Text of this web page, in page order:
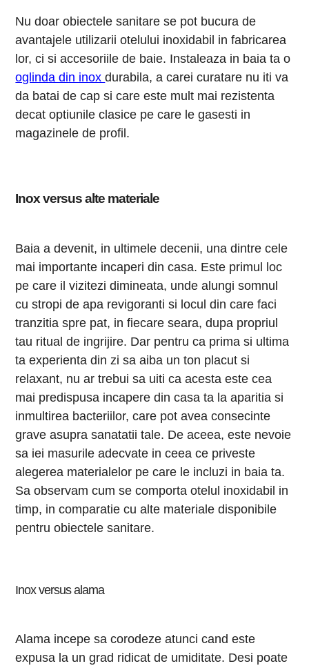
Nu doar obiectele sanitare se pot bucura de
avantajele utilizarii otelului inoxidabil in fabricarea
lor, ci si accesoriile de baie. Instaleaza in baia ta o
oglinda din inoxdurabila, a carei curatare nu iti va
da batai de cap si care este mult mai rezistenta
decat optiunile clasice pe care le gasesti in
magazinele de profil.
Inox versus alte materiale
Baia a devenit, in ultimele decenii, una dintre cele
mai importante incaperi din casa. Este primul loc
pe care il vizitezi dimineata, unde alungi somnul
cu stropi de apa revigoranti si locul din care faci
tranzitia spre pat, in fiecare seara, dupa propriul
tau ritual de ingrijire. Dar pentru ca prima si ultima
ta experienta din zi sa aiba un ton placut si
relaxant, nu ar trebui sa uiti ca acesta este cea
mai predispusa incapere din casa ta la aparitia si
inmultirea bacteriilor, care pot avea consecinte
grave asupra sanatatii tale. De aceea, este nevoie
sa iei masurile adecvate in ceea ce priveste
alegerea materialelor pe care le incluzi in baia ta.
Sa observam cum se comporta otelul inoxidabil in
timp, in comparatie cu alte materiale disponibile
pentru obiectele sanitare.
Inox versus alama
Alama incepe sa corodeze atunci cand este
expusa la un grad ridicat de umiditate. Desi poate